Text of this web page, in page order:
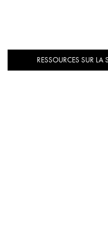
RESSOURCES SUR LA